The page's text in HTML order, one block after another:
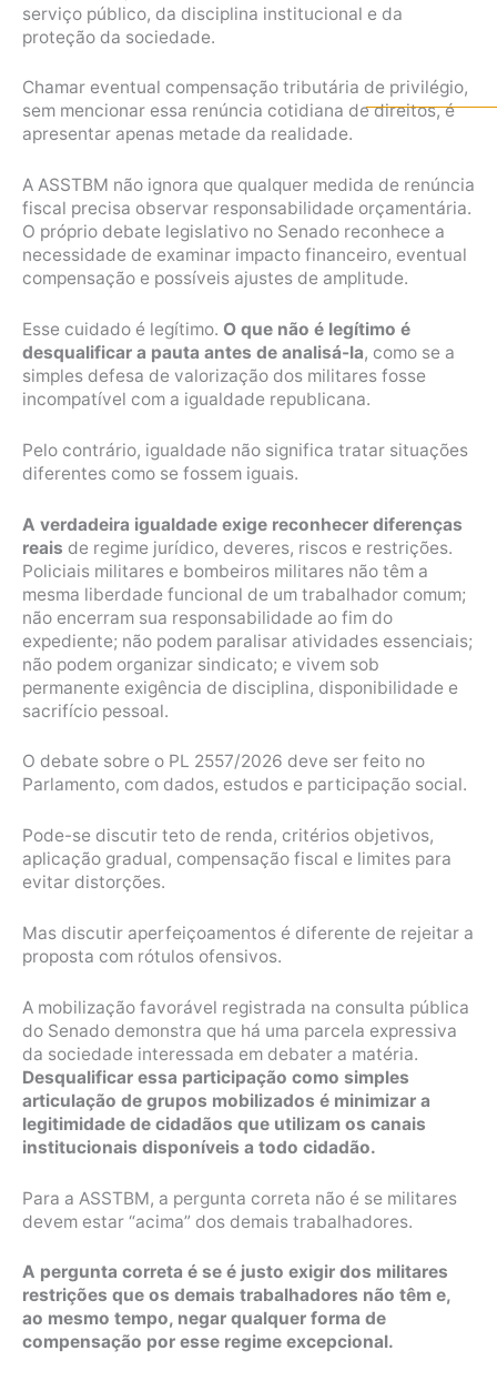
serviço público, da disciplina institucional e da
proteção da sociedade.
Chamar eventual compensação tributária de privilégio,
sem mencionar essa renúncia cotidiana de direitos, é
apresentar apenas metade da realidade.
A ASSTBM não ignora que qualquer medida de renúncia
fiscal precisa observar responsabilidade orçamentária.
O próprio debate legislativo no Senado reconhece a
necessidade de examinar impacto financeiro, eventual
compensação e possíveis ajustes de amplitude.
Esse cuidado é legítimo. O que não é legítimo é
desqualificar a pauta antes de analisá-la, como se a
simples defesa de valorização dos militares fosse
incompatível com a igualdade republicana.
Pelo contrário, igualdade não significa tratar situações
diferentes como se fossem iguais.
A verdadeira igualdade exige reconhecer diferenças
reais de regime jurídico, deveres, riscos e restrições.
Policiais militares e bombeiros militares não têm a
mesma liberdade funcional de um trabalhador comum;
não encerram sua responsabilidade ao fim do
expediente; não podem paralisar atividades essenciais;
não podem organizar sindicato; e vivem sob
permanente exigência de disciplina, disponibilidade e
sacrifício pessoal.
O debate sobre o PL 2557/2026 deve ser feito no
Parlamento, com dados, estudos e participação social.
Pode-se discutir teto de renda, critérios objetivos,
aplicação gradual, compensação fiscal e limites para
evitar distorções.
Mas discutir aperfeiçoamentos é diferente de rejeitar a
proposta com rótulos ofensivos.
A mobilização favorável registrada na consulta pública
do Senado demonstra que há uma parcela expressiva
da sociedade interessada em debater a matéria.
Desqualificar essa participação como simples
articulação de grupos mobilizados é minimizar a
legitimidade de cidadãos que utilizam os canais
institucionais disponíveis a todo cidadão.
Para a ASSTBM, a pergunta correta não é se militares
devem estar “acima” dos demais trabalhadores.
A pergunta correta é se é justo exigir dos militares
restrições que os demais trabalhadores não têm e,
ao mesmo tempo, negar qualquer forma de
compensação por esse regime excepcional.